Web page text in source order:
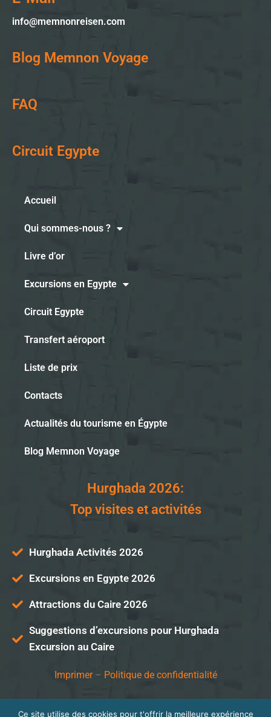
info@memnonreisen.com
Blog Memnon Voyage
FAQ
Circuit Egypte
Accueil
Qui sommes-nous ?
Livre d’or
Excursions en Egypte
Circuit Egypte
Transfert aéroport
Liste de prix
Contacts
Actualités du tourisme en Égypte
Blog Memnon Voyage
Hurghada 2026:
Top visites et activités
Hurghada Activités 2026
Excursions en Egypte 2026
Attractions du Caire 2026
Suggestions d’excursions pour Hurghada
Excursion au Caire
Imprimer– Politique de confidentialité
Ce site utilise des cookies pour t'offrir la meilleure expérience